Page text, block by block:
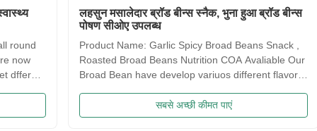
लहसुन मसालेदार ब्रॉड बीन्स स्नैक, भुना हुआ ब्रॉड बीन्स
पोषण सीओए उपलब्ध
Product Name: Garlic Spicy Broad Beans Snack ,
Roasted Broad Beans Nutrition COA Avaliable Our
Broad Bean have develop variuos different flavors
research department, we frist created braod bean
chips in China. Introducing precise frying ...
सबसे अच्छी कीमत पाएं
crispy,